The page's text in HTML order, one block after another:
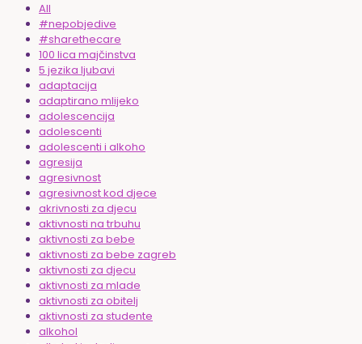
All
#nepobjedive
#sharethecare
100 lica majčinstva
5 jezika ljubavi
adaptacija
adaptirano mlijeko
adolescencija
adolescenti
adolescenti i alkoho
agresija
agresivnost
agresivnost kod djece
akrivnosti za djecu
aktivnosti na trbuhu
aktivnosti za bebe
aktivnosti za bebe zagreb
aktivnosti za djecu
aktivnosti za mlade
aktivnosti za obitelj
aktivnosti za studente
alkohol